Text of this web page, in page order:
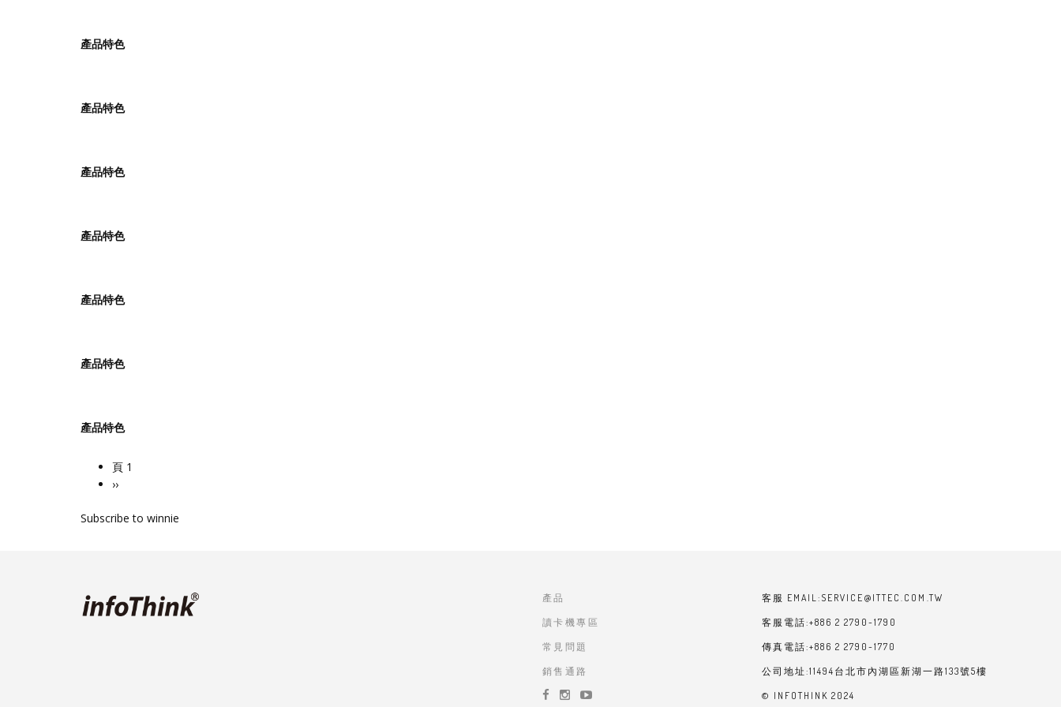
產品特色
產品特色
產品特色
產品特色
產品特色
產品特色
產品特色
Pagination
頁 1
下
頁
››
Subscribe to winnie
產品
讀卡機專區
常見問題
銷售通路
客服 EMAIL:SERVICE@ITTEC.COM.TW
客服電話:+886 2 2790-1790
傳真電話:+886 2 2790-1770
公司地址:11494台北市內湖區新湖一路133號5樓
© INFOTHINK 2024